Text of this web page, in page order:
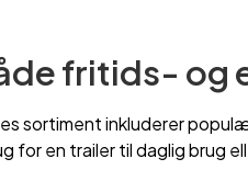
fritids- og
inkluderer
en trailer til daglig brug